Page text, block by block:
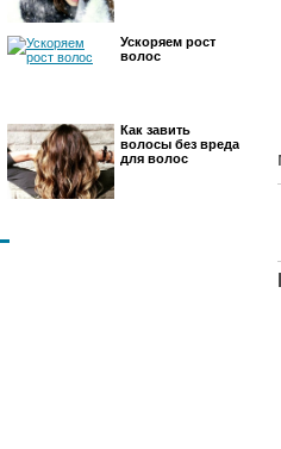
Ускоряем рост
волос
Как завить
волосы без вреда
для волос